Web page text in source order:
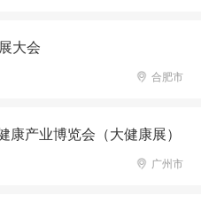
大会
合肥市
产业博览会（大健康展）
广州市